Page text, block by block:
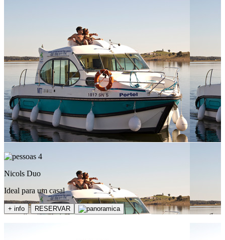
4
Nicols Duo
Ideal para um casal
+ info RESERVAR